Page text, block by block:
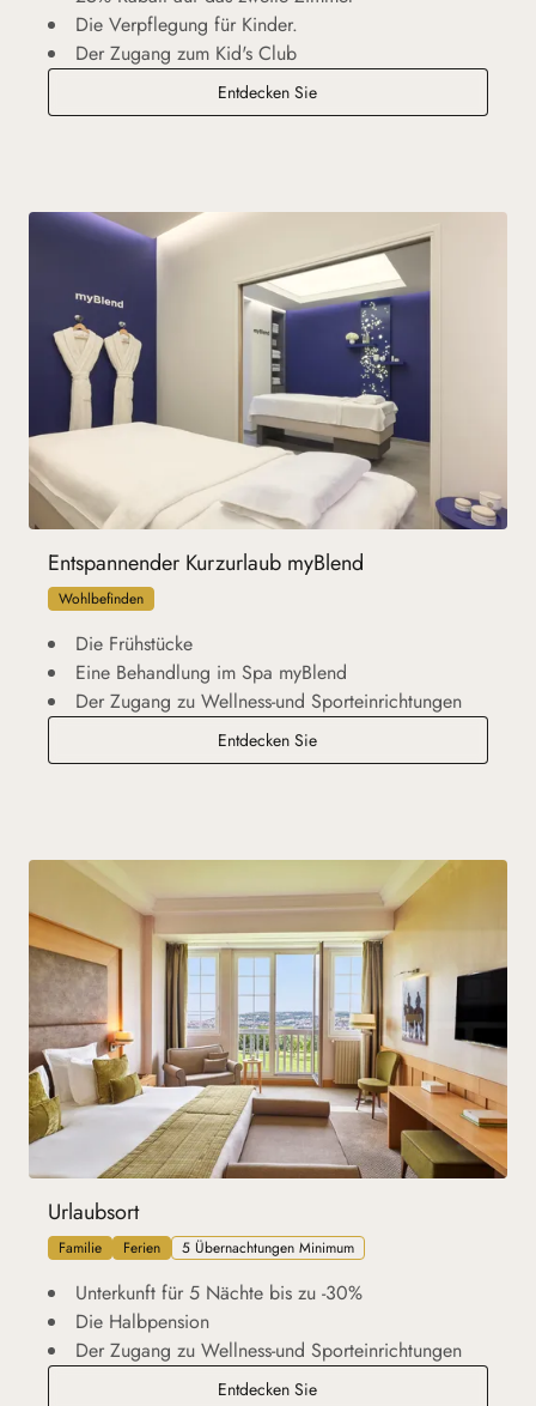
Die Verpflegung für Kinder.
Der Zugang zum Kid's Club
Entdecken SieFamiliensinn
Entspannender Kurzurlaub myBlend
Wohlbefinden
Die Frühstücke
Eine Behandlung im Spa myBlend
Der Zugang zu Wellness-und Sporteinrichtungen
Entdecken SieEntspannender Kurzurlaub
Urlaubsort
Familie Ferien 5 Übernachtungen Minimum
Unterkunft für 5 Nächte bis zu -30%
Die Halbpension
Der Zugang zu Wellness-und Sporteinrichtungen
Entdecken SieUrlaubsort